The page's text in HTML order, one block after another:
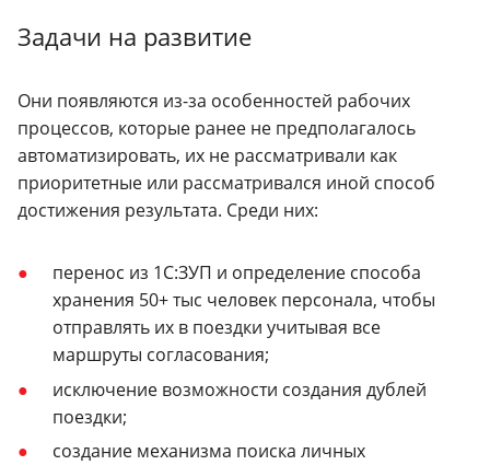
Задачи на развитие
Они появляются из-за особенностей рабочих
процессов, которые ранее не предполагалось
автоматизировать, их не рассматривали как
приоритетные или рассматривался иной способ
достижения результата. Среди них:
перенос из 1С:ЗУП и определение способа
хранения 50+ тыс человек персонала, чтобы
отправлять их в поездки учитывая все
маршруты согласования;
исключение возможности создания дублей
поездки;
создание механизма поиска личных